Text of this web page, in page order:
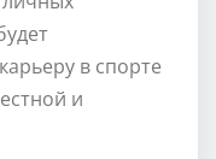
в спорте
и